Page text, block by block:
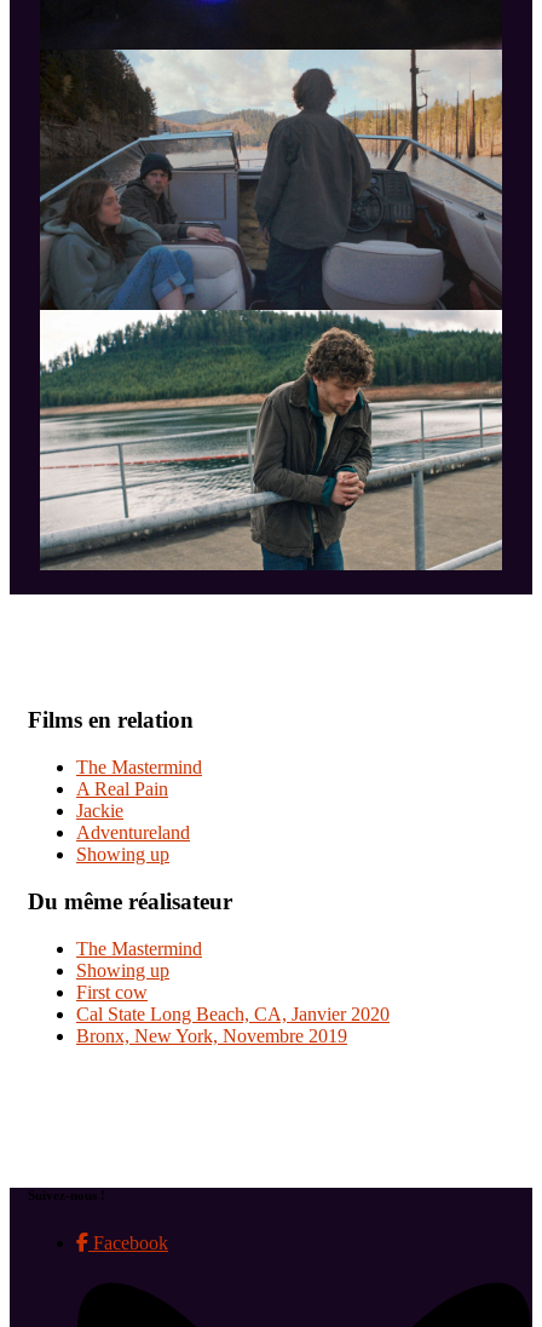
Films en relation
The Mastermind
A Real Pain
Jackie
Adventureland
Showing up
Du même réalisateur
The Mastermind
Showing up
First cow
Cal State Long Beach, CA, Janvier 2020
Bronx, New York, Novembre 2019
Suivez-nous !
Facebook